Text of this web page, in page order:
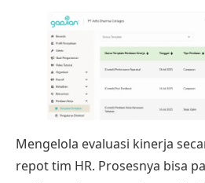
Mengelola evaluasi kinerja
repot tim HR. Prosesnya bisa